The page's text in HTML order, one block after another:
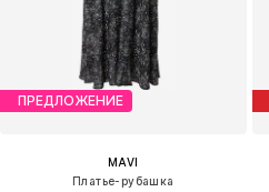
ПРЕДЛОЖЕНИЕ
MAVI
Платье-рубашка